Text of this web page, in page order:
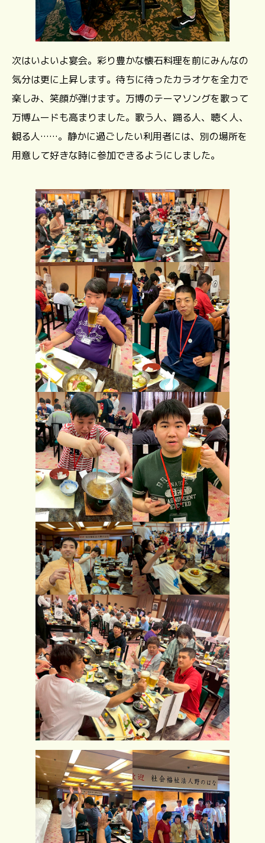
次はいよいよ宴会。彩り豊かな懐石料理を前にみんなの
気分は更に上昇します。待ちに待ったカラオケを全力で
楽しみ、笑顔が弾けます。万博のテーマソングを歌って
万博ムードも高まりました。歌う人、踊る人、聴く人、
観る人……。静かに過ごしたい利用者には、別の場所を
用意して好きな時に参加できるようにしました。